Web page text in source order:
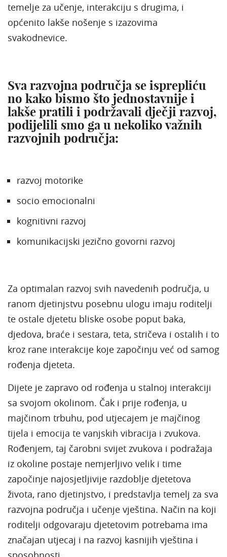
temelje za učenje, interakciju s drugima, i
općenito lakše nošenje s izazovima
svakodnevice.
Sva razvojna područja se isprepliću
no kako bismo što jednostavnije i
lakše pratili i podržavali dječji razvoj,
podijelili smo ga u nekoliko važnih
razvojnih područja:
razvoj motorike
socio emocionalni
kognitivni razvoj
komunikacijski jezično govorni razvoj
Za optimalan razvoj svih navedenih područja, u
ranom djetinjstvu posebnu ulogu imaju roditelji
te ostale djetetu bliske osobe poput baka,
djedova, braće i sestara, teta, stričeva i ostalih i to
kroz rane interakcije koje započinju već od samog
rođenja djeteta.
Dijete je zapravo od rođenja u stalnoj interakciji
sa svojom okolinom. Čak i prije rođenja, u
majčinom trbuhu, pod utjecajem je majčinog
tijela i emocija te vanjskih vibracija i zvukova.
Rođenjem, taj čarobni svijet zvukova i podražaja
iz okoline postaje nemjerljivo velik i time
započinje najosjetljivije razdoblje djetetova
života, rano djetinjstvo, i predstavlja temelj za sva
razvojna područja i učenje vještina. Način na koji
roditelji odgovaraju djetetovim potrebama ima
značajan utjecaj i na razvoj kasnijih vještina i